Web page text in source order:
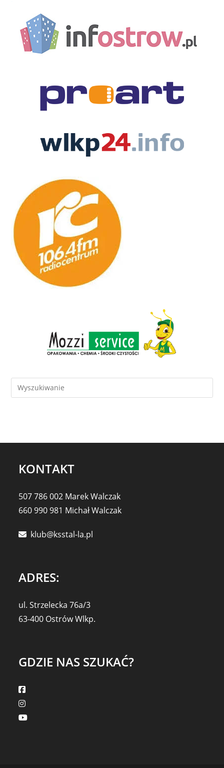
KONTAKT
507 786 002 Marek Walczak
660 990 981 Michał Walczak
klub@ksstal-la.pl
ADRES:
ul. Strzelecka 76a/3
63-400 Ostrów Wlkp.
GDZIE NAS SZUKAĆ?